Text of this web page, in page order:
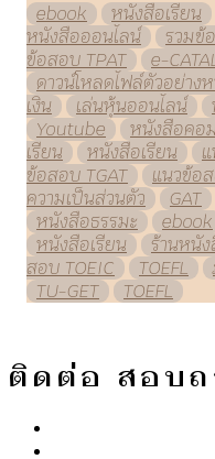
ebook หนังสือเรียน
หนังสือออนไลน์
รวมข้
ข้อสอบ TPAT
e-
ดาวน์โหลดไฟล์ตัวอย่าง
เงิน
เล่นหุ้นออนไลน์
Youtube
หนังสือคอ
เรียน
หนังสือเรียน
ข้อสอบ TGAT
แนวข้อ
ความเป็นส่วนตัว
GAT
หนังสือธรรมะ
ebook
หนังสือเรียน
ร้านหนั
สอบ TOEIC
TOEFL
TU-GET
TOEFL
ติดต่อ สอบถ